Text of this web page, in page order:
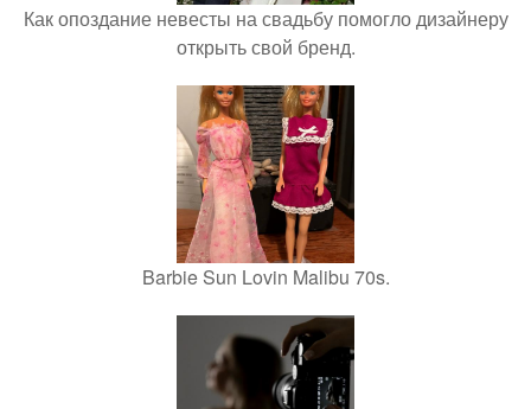
Как опоздание невесты на свадьбу помогло дизайнеру
открыть свой бренд.
Barbie Sun Lovin Malibu 70s.